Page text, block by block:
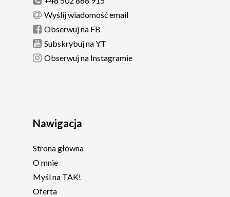
Wyślij wiadomość email
Obserwuj na FB
Subskrybuj na YT
Obserwuj na Instagramie
Nawigacja
Strona główna
O mnie
Myśl na TAK!
Oferta